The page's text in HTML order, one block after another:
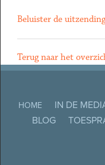
Beluister de
Terug naar het
HOME IN DE
BLOG